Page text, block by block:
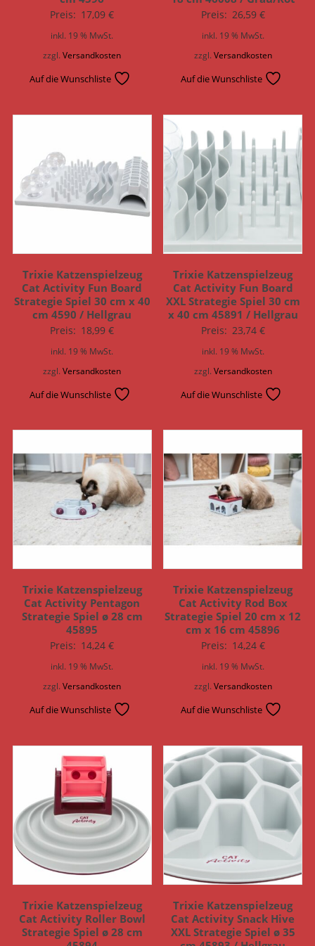
Preis: 17,09€
inkl. 19 % MwSt.
zzgl.Versandkosten
Auf die Wunschliste
Preis: 26,59 €
inkl. 19 % MwSt.
zzgl. Versandkosten
Auf die Wunschliste
Trixie Katzenspielzeug
Cat Activity Fun Board
Strategie Spiel 30 cm x 40
cm 4590 / Hellgrau
Preis: 18,99€
inkl. 19 % MwSt.
zzgl.Versandkosten
Auf die Wunschliste
Trixie Katzenspielzeug
Cat Activity Fun Board
XXL Strategie Spiel 30 cm
x 40 cm 45891 / Hellgrau
Preis: 23,74 €
inkl. 19 % MwSt.
zzgl. Versandkosten
Auf die Wunschliste
Trixie Katzenspielzeug
Cat Activity Pentagon
Strategie Spiel ø 28 cm
45895
Preis: 14,24€
inkl. 19 % MwSt.
zzgl.Versandkosten
Auf die Wunschliste
Trixie Katzenspielzeug
Cat Activity Rod Box
Strategie Spiel 20 cm x 12
cm x 16 cm 45896
Preis: 14,24 €
inkl. 19 % MwSt.
zzgl.Versandkosten
Auf die Wunschliste
Trixie Katzenspielzeug
Cat Activity Roller Bowl
Strategie Spiel ø 28 cm
Trixie Katzenspielzeug
Cat Activity Snack Hive
XXL Strategie Spiel ø 35